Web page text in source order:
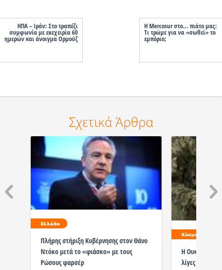
ΗΠΑ – Ιράν: Στο τραπέζι
συμφωνία με εκεχειρία 60
ημερών και άνοιγμα Ορμούζ
Η Mercosur στο… πιάτο μας:
Tι τρώμε για να «σωθεί» το
εμπόριο;
Σχετικά Άρθρα
Ελλάδα
Πλήρης στήριξη Κυβέρνησης στον Θάνο
Ντόκο μετά το «φιάσκο» με τους
Ρώσους φαρσέρ
Κόσμος
Η Ουκρανία
λίγες